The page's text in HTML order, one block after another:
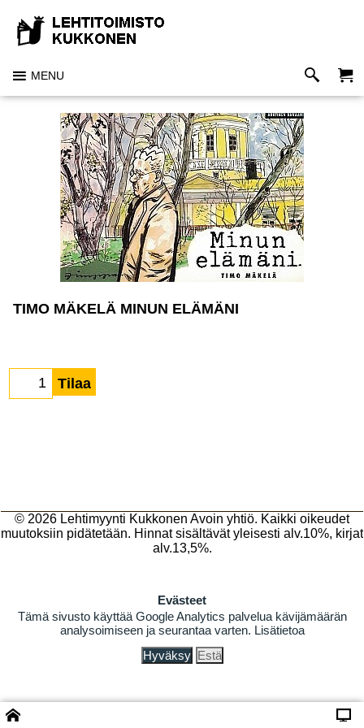
MENU
TIMO MÄKELÄ MINUN ELÄMÄNI
Tilaa
© 2026 Lehtimyynti Kukkonen Avoin yhtiö. Kaikki oikeudet
muutoksiin pidätetään. Hinnat sisältävät yleisesti alv.10%, kirjat
alv.13,5%.
Evästeet
Tämä sivusto käyttää Google Analytics palvelua kävijämäärän
analysoimiseen ja seurantaa varten. Lisätietoa
Hyväksy Estä